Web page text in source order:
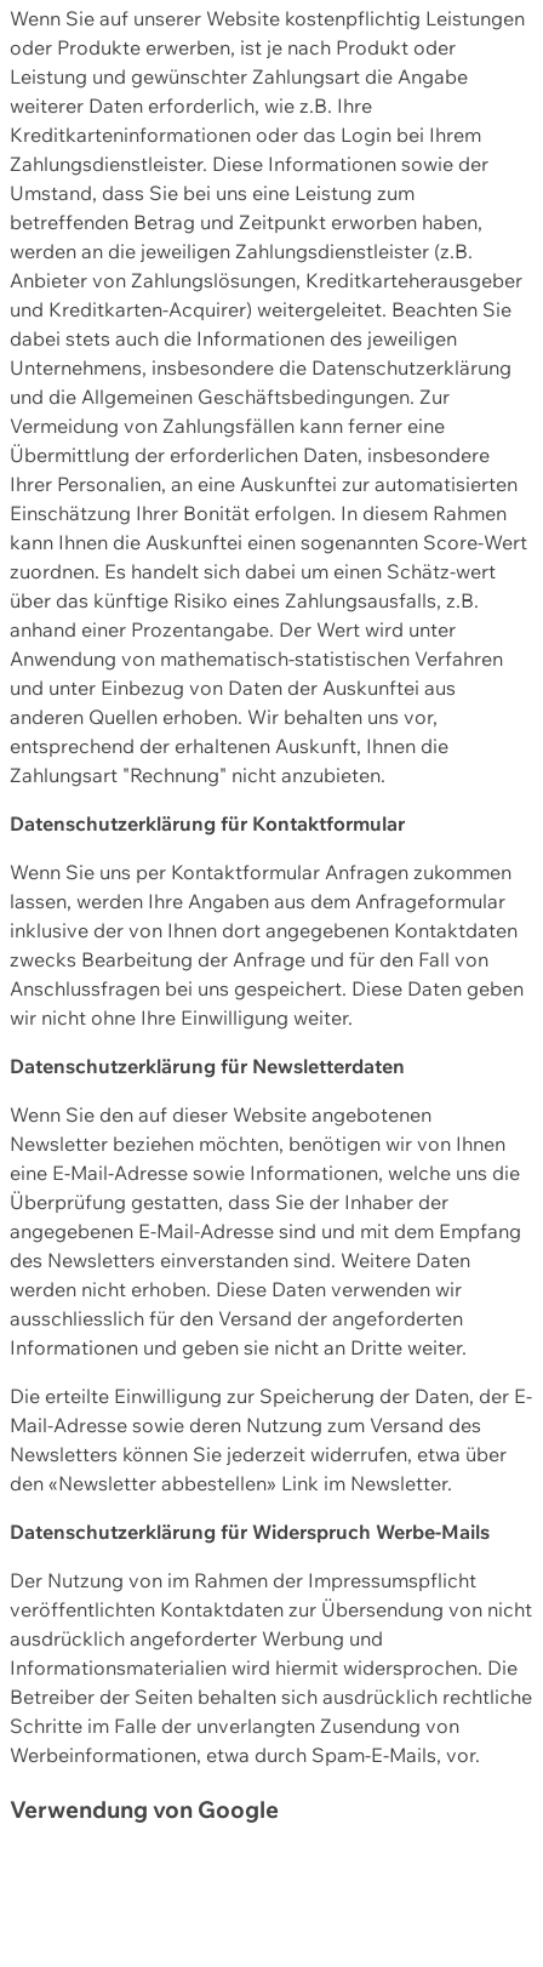
Wenn Sie auf unserer Website kostenpflichtig Leistungen
oder Produkte erwerben, ist je nach Produkt oder
Leistung und gewünschter Zahlungsart die Angabe
weiterer Daten erforderlich, wie z.B. Ihre
Kreditkarteninformationen oder das Login bei Ihrem
Zahlungsdienstleister. Diese Informationen sowie der
Umstand, dass Sie bei uns eine Leistung zum
betreffenden Betrag und Zeitpunkt erworben haben,
werden an die jeweiligen Zahlungsdienstleister (z.B.
Anbieter von Zahlungslösungen, Kreditkarteherausgeber
und Kreditkarten-Acquirer) weitergeleitet. Beachten Sie
dabei stets auch die Informationen des jeweiligen
Unternehmens, insbesondere die Datenschutzerklärung
und die Allgemeinen Geschäftsbedingungen. Zur
Vermeidung von Zahlungsfällen kann ferner eine
Übermittlung der erforderlichen Daten, insbesondere
Ihrer Personalien, an eine Auskunftei zur automatisierten
Einschätzung Ihrer Bonität erfolgen. In diesem Rahmen
kann Ihnen die Auskunftei einen sogenannten Score-Wert
zuordnen. Es handelt sich dabei um einen Schätz-wert
über das künftige Risiko eines Zahlungsausfalls, z.B.
anhand einer Prozentangabe. Der Wert wird unter
Anwendung von mathematisch-statistischen Verfahren
und unter Einbezug von Daten der Auskunftei aus
anderen Quellen erhoben. Wir behalten uns vor,
entsprechend der erhaltenen Auskunft, Ihnen die
Zahlungsart "Rechnung" nicht anzubieten.
Datenschutzerklärung für Kontaktformular
Wenn Sie uns per Kontaktformular Anfragen zukommen
lassen, werden Ihre Angaben aus dem Anfrageformular
inklusive der von Ihnen dort angegebenen Kontaktdaten
zwecks Bearbeitung der Anfrage und für den Fall von
Anschlussfragen bei uns gespeichert. Diese Daten geben
wir nicht ohne Ihre Einwilligung weiter.
Datenschutzerklärung für Newsletterdaten
Wenn Sie den auf dieser Website angebotenen
Newsletter beziehen möchten, benötigen wir von Ihnen
eine E-Mail-Adresse sowie Informationen, welche uns die
Überprüfung gestatten, dass Sie der Inhaber der
angegebenen E-Mail-Adresse sind und mit dem Empfang
des Newsletters einverstanden sind. Weitere Daten
werden nicht erhoben. Diese Daten verwenden wir
ausschliesslich für den Versand der angeforderten
Informationen und geben sie nicht an Dritte weiter.
Die erteilte Einwilligung zur Speicherung der Daten, der E-
Mail-Adresse sowie deren Nutzung zum Versand des
Newsletters können Sie jederzeit widerrufen, etwa über
den «Newsletter abbestellen» Link im Newsletter.
Datenschutzerklärung für Widerspruch Werbe-Mails
Der Nutzung von im Rahmen der Impressumspflicht
veröffentlichten Kontaktdaten zur Übersendung von nicht
ausdrücklich angeforderter Werbung und
Informationsmaterialien wird hiermit widersprochen. Die
Betreiber der Seiten behalten sich ausdrücklich rechtliche
Schritte im Falle der unverlangten Zusendung von
Werbeinformationen, etwa durch Spam-E-Mails, vor.
Verwendung von Google